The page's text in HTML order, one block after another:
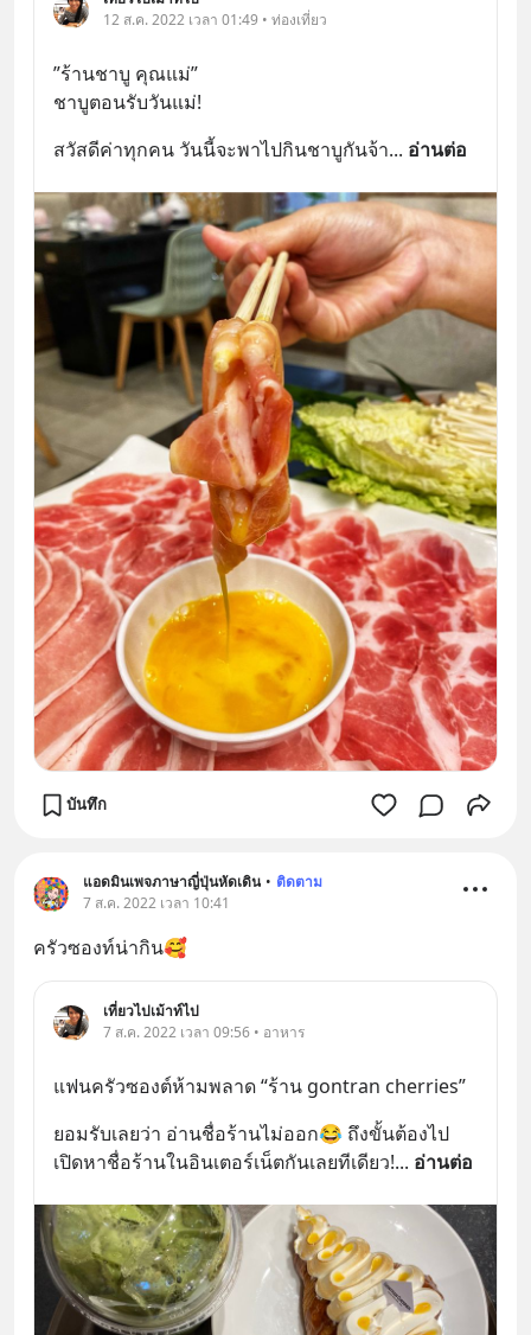
12 ส.ค. 2022 เวลา 01:49 • ท่องเที่ยว
”ร้านชาบู คุณแม่”
ชาบูตอนรับวันแม่!
สวัสดีค่าทุกคน วันนี้จะพาไปกินชาบูกันจ้า... อ่านต่อ
บันทึก
แอดมินเพจภาษาญี่ปุ่นหัดเดิน • ติดตาม
7 ส.ค. 2022 เวลา 10:41
ครัวซองท์น่ากิน🥰
เที่ยวไปเม้าท์ไป
7 ส.ค. 2022 เวลา 09:56 • อาหาร
แฟนครัวซองต์ห้ามพลาด “ร้าน gontran cherries”
ยอมรับเลยว่า อ่านชื่อร้านไม่ออก😂 ถึงขั้นต้องไป
เปิดหาชื่อร้านในอินเตอร์เน็ตกันเลยทีเดียว!... อ่านต่อ